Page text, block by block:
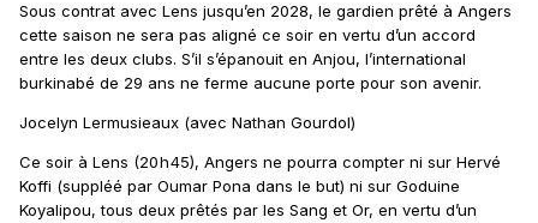
Sous contrat avec Lens jusqu’en 2028, le gardien prêté à Angers
cette saison ne sera pas aligné ce soir en vertu d’un accord
entre les deux clubs. S’il s’épanouit en Anjou, l’international
burkinabé de 29 ans ne ferme aucune porte pour son avenir.
Jocelyn Lermusieaux (avec Nathan Gourdol)
Ce soir à Lens (20 h 45), Angers ne pourra compter ni sur Hervé
Koffi (suppléé par Oumar Pona dans le but) ni sur Goduine
Koyalipou, tous deux prêtés par les Sang et Or, en vertu d’un